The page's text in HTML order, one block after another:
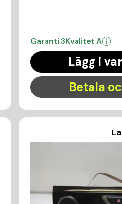
Garanti 3Kvalitet A
Lägg i
Betala